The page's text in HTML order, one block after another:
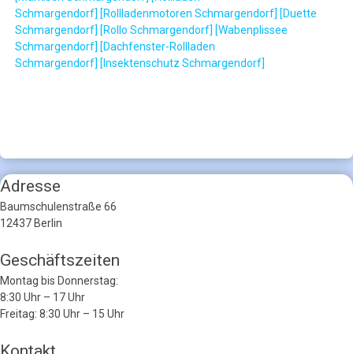
Schmargendorf] [Rollladenmotoren Schmargendorf] [Duette
Schmargendorf] [Rollo Schmargendorf] [Wabenplissee
Schmargendorf] [Dachfenster-Rollladen
Schmargendorf] [Insektenschutz Schmargendorf]
Adresse
Baumschulenstraße 66
12437 Berlin
Geschäftszeiten
Montag bis Donnerstag:
8:30 Uhr – 17 Uhr
Freitag: 8:30 Uhr – 15 Uhr